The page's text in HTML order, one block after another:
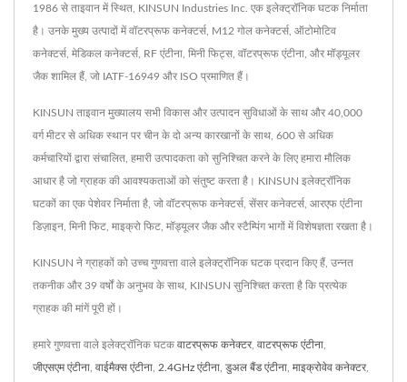
1986 से ताइवान में स्थित, KINSUN Industries Inc. एक इलेक्ट्रॉनिक घटक निर्माता
है। उनके मुख्य उत्पादों में वॉटरप्रूफ कनेक्टर्स, M12 गोल कनेक्टर्स, ऑटोमोटिव
कनेक्टर्स, मेडिकल कनेक्टर्स, RF एंटीना, मिनी फिट्स, वॉटरप्रूफ एंटीना, और मॉड्यूलर
जैक शामिल हैं, जो IATF-16949 और ISO प्रमाणित हैं।
KINSUN ताइवान मुख्यालय सभी विकास और उत्पादन सुविधाओं के साथ और 40,000
वर्ग मीटर से अधिक स्थान पर चीन के दो अन्य कारखानों के साथ, 600 से अधिक
कर्मचारियों द्वारा संचालित, हमारी उत्पादकता को सुनिश्चित करने के लिए हमारा मौलिक
आधार है जो ग्राहक की आवश्यकताओं को संतुष्ट करता है। KINSUN इलेक्ट्रॉनिक
घटकों का एक पेशेवर निर्माता है, जो वॉटरप्रूफ कनेक्टर्स, सेंसर कनेक्टर्स, आरएफ एंटीना
डिज़ाइन, मिनी फिट, माइक्रो फिट, मॉड्यूलर जैक और स्टैम्पिंग भागों में विशेषज्ञता रखता है।
KINSUN ने ग्राहकों को उच्च गुणवत्ता वाले इलेक्ट्रॉनिक घटक प्रदान किए हैं, उन्नत
तकनीक और 39 वर्षों के अनुभव के साथ, KINSUN सुनिश्चित करता है कि प्रत्येक
ग्राहक की मांगें पूरी हों।
हमारे गुणवत्ता वाले इलेक्ट्रॉनिक घटक वाटरप्रूफ कनेक्टर, वाटरप्रूफ एंटीना
जीएसएम एंटीना वाईमैक्स एंटीना 2.4GHz एंटीना डुअल बैंड एंटीना माइक्रोवेव कनेक्टर,